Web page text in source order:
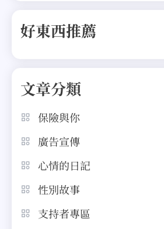
好東西推薦
文章分類
保險與你
廣告宣傳
心情的日記
性別故事
支持者專區